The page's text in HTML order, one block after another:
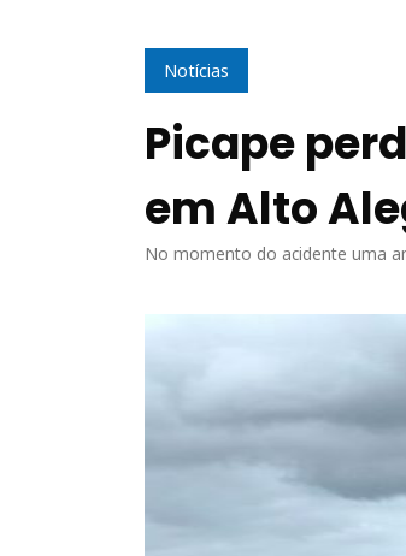
Notícias
Picape
em Alto
No momento do acidente uma